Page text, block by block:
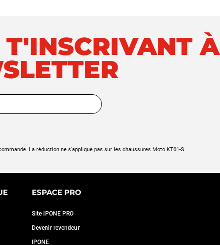
T'INSCRIVANT À
La réduction ne s'applique pas sur les chaussures Moto KT01-S.
ESPACE PRO
Site IPONE PRO
Devenir revendeur
IPONE